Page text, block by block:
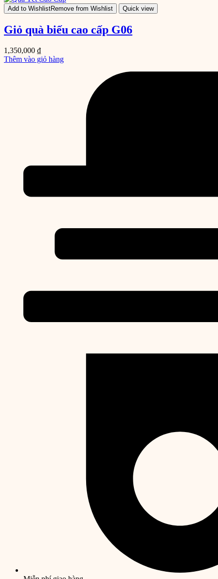
Add to WishlistRemove from Wishlist Quick view
Giỏ quà biếu cao cấp G06
1,350,000 ₫
Thêm vào giỏ hàng